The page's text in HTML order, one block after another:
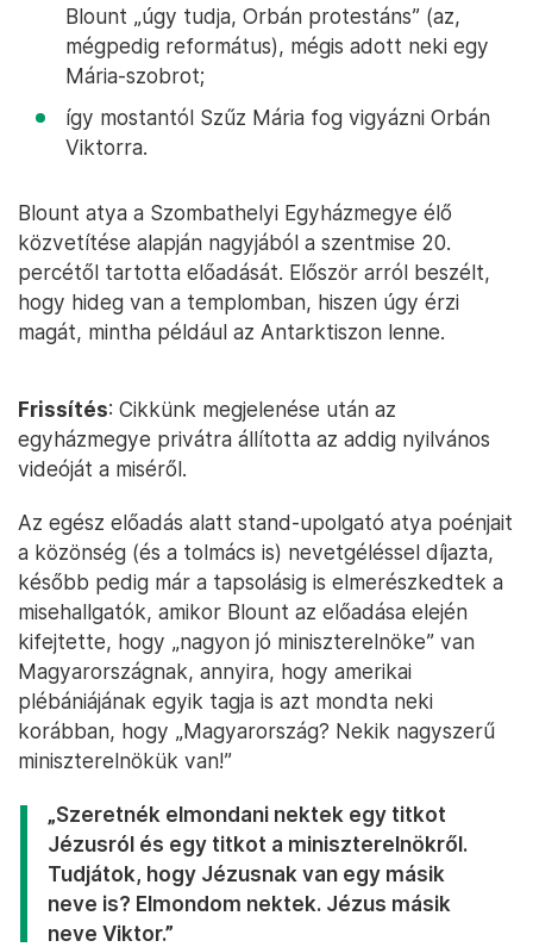
Blount „úgy tudja, Orbán protestáns” (az,
mégpedig református), mégis adott neki egy
Mária-szobrot;
így mostantól Szűz Mária fog vigyázni Orbán
Viktorra.
Blount atya a Szombathelyi Egyházmegye élő
közvetítése alapján nagyjából a szentmise 20.
percétől tartotta előadását. Először arról beszélt,
hogy hideg van a templomban, hiszen úgy érzi
magát, mintha például az Antarktiszon lenne.
Frissítés: Cikkünk megjelenése után az
egyházmegye privátra állította az addig nyilvános
videóját a miséről.
Az egész előadás alatt stand-upolgató atya poénjait
a közönség (és a tolmács is) nevetgéléssel díjazta,
később pedig már a tapsolásig is elmerészkedtek a
misehallgatók, amikor Blount az előadása elején
kifejtette, hogy „nagyon jó miniszterelnöke” van
Magyarországnak, annyira, hogy amerikai
plébániájának egyik tagja is azt mondta neki
korábban, hogy „Magyarország? Nekik nagyszerű
miniszterelnökük van!”
„Szeretnék elmondani nektek egy titkot
Jézusról és egy titkot a miniszterelnökről.
Tudjátok, hogy Jézusnak van egy másik
neve is? Elmondom nektek. Jézus másik
neve Viktor.”